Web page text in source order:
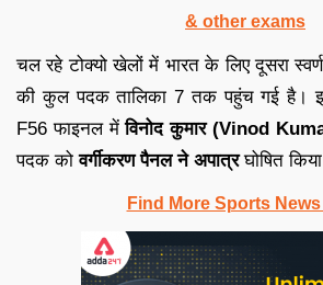
& other exams
चल रहे टोक्यो खेलों में भारत के लिए दूसरा
की कुल पदक तालिका 7 तक पहुंच गई है।
F56 फाइनल मेंविनोद कुमार (Vinod
पदक कोवर्गीकरण पैनल ने अपात्रघोषित
Find More Sports